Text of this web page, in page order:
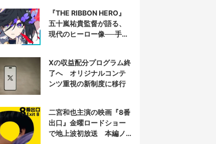
『THE RIBBON HERO』
五十嵐祐貴監督が語る、
現代のヒーロー像──手塚
Xの収益配分プログラム終
了へ オリジナルコンテ
ンツ重視の新制度に移行
二宮和也主演の映画『8番
出口』金曜ロードショー
で地上波初放送 本編ノ